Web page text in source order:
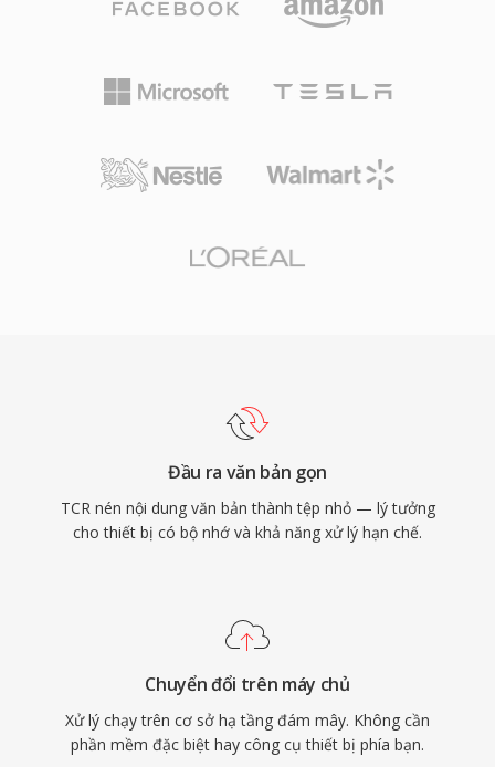
Đầu ra văn bản gọn
TCR nén nội dung văn bản thành tệp nhỏ — lý tưởng
cho thiết bị có bộ nhớ và khả năng xử lý hạn chế.
Chuyển đổi trên máy chủ
Xử lý chạy trên cơ sở hạ tầng đám mây. Không cần
phần mềm đặc biệt hay công cụ thiết bị phía bạn.